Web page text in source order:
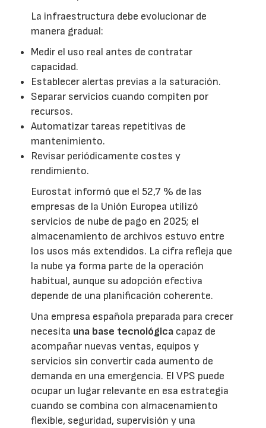
La infraestructura debe evolucionar de
manera gradual:
Medir el uso real antes de contratar
capacidad.
Establecer alertas previas a la saturación.
Separar servicios cuando compiten por
recursos.
Automatizar tareas repetitivas de
mantenimiento.
Revisar periódicamente costes y
rendimiento.
Eurostat informó que el 52,7 % de las
empresas de la Unión Europea utilizó
servicios de nube de pago en 2025; el
almacenamiento de archivos estuvo entre
los usos más extendidos. La cifra refleja que
la nube ya forma parte de la operación
habitual, aunque su adopción efectiva
depende de una planificación coherente.
Una empresa española preparada para crecer
necesita una base tecnológica capaz de
acompañar nuevas ventas, equipos y
servicios sin convertir cada aumento de
demanda en una emergencia. El VPS puede
ocupar un lugar relevante en esa estrategia
cuando se combina con almacenamiento
flexible, seguridad, supervisión y una